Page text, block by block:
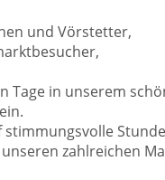
und Vörstetter,
Tage in unserem
stimmungsvolle
zahlreichen